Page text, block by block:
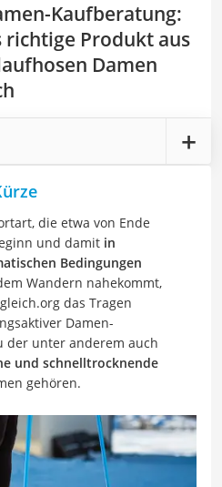
Kaufberatung:
richtige Produkt aus
Damen
die etwa von Ende
und damit in
Bedingungen
Wandern nahekommt,
das Tragen
Damen-
der unter anderem auch
und schnelltrocknende
gehören.